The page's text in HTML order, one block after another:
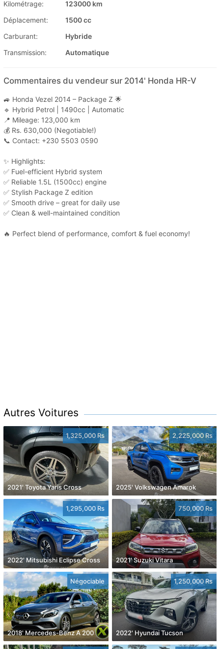
Kilométrage:
123000 km
Déplacement:
1500 cc
Carburant:
Hybride
Transmission:
Automatique
Commentaires du vendeur sur 2014' Honda HR-V
🚙 Honda Vezel 2014 – Package Z 🌟
🔹 Hybrid Petrol | 1490cc | Automatic
📍 Mileage: 123,000 km
💰 Rs. 630,000 (Negotiable!)
📞 Contact: +230 5503 0590
✨ Highlights:
✅ Fuel-efficient Hybrid system
✅ Reliable 1.5L (1500cc) engine
✅ Stylish Package Z edition
✅ Smooth drive – great for daily use
✅ Clean & well-maintained condition
🔥 Perfect blend of performance, comfort & fuel economy!
Autres Voitures
1,325,000 Rs
2021' Toyota Yaris Cross
2,225,000 Rs
2025' Volkswagen Amarok
1,295,000 Rs
2022' Mitsubishi Eclipse Cross
750,000 Rs
2021' Suzuki Vitara
Négociable
2018' Mercedes-Benz A 200
1,250,000 Rs
2022' Hyundai Tucson